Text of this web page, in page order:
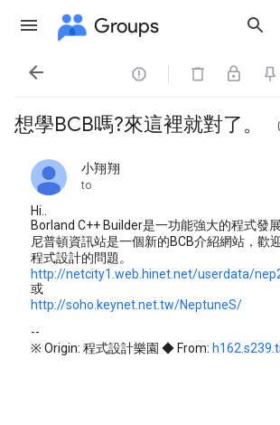
Groups
 
想學BCB嗎?來這裡就對了。
小翔翔
unread,
to
Hi..
Borland C++ Builder是一功能強大的程式發展
尼普頓資訊站是一個新的BCB介紹網站，歡
程式設計的問題。
http://netcity1.web.hinet.net/userdata/
或
http://soho.keynet.net.tw/NeptuneS/
--
※ Origin: 程式設計樂園 ◆ From: